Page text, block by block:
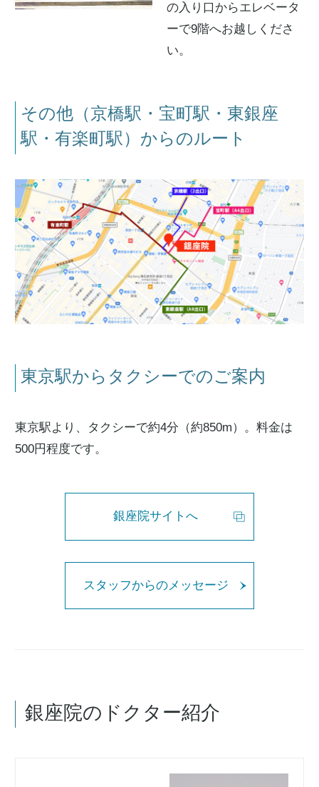
の入り口からエレベータ
ーで9階へお越しくださ
い。
その他（京橋駅・宝町駅・東銀座
駅・有楽町駅）からのルート
東京駅からタクシーでのご案内
東京駅より、タクシーで約4分（約850m）。料金は
500円程度です。
銀座院サイトへ
スタッフからのメッセージ
銀座院のドクター紹介